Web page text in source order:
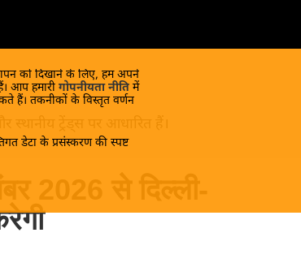
को दिखाने के लिए, हम अपने
आप हमारी गोपनीयता नीति में
हैं। तकनीकों के विस्तृत वर्णन
डेटा के प्रसंस्करण की स्पष्ट
ट्रेंड्स पर आधारित हैं।
2026 से दिल्ली-